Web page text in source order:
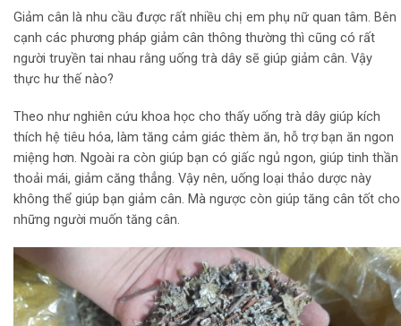
Giảm cân là nhu cầu được rất nhiều chị em phụ nữ quan tâm. Bên
cạnh các phương pháp giảm cân thông thường thì cũng có rất
người truyền tai nhau rằng uống trà dây sẽ giúp giảm cân. Vậy
thực hư thế nào?
Theo như nghiên cứu khoa học cho thấy uống trà dây giúp kích
thích hệ tiêu hóa, làm tăng cảm giác thèm ăn, hỗ trợ bạn ăn ngon
miệng hơn. Ngoài ra còn giúp bạn có giấc ngủ ngon, giúp tinh thần
thoải mái, giảm căng thẳng. Vậy nên, uống loại thảo dược này
không thể giúp bạn giảm cân. Mà ngược còn giúp tăng cân tốt cho
những người muốn tăng cân.